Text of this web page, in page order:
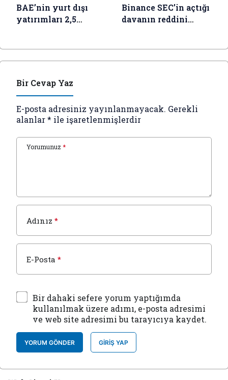
BAE’nin yurt dışı
yatırımları 2,5
Binance SEC’in açtığı
davanın reddini
Bir Cevap Yaz
E-posta adresiniz yayınlanmayacak. Gerekli
alanlar* ile işaretlenmişlerdir
Yorumunuz *
Adınız *
E-Posta *
Bir dahaki sefere yorum yaptığımda
kullanılmak üzere adımı, e-posta adresimi
ve web site adresimi bu tarayıcıya kaydet.
YORUM GÖNDER GIRIŞ YAP